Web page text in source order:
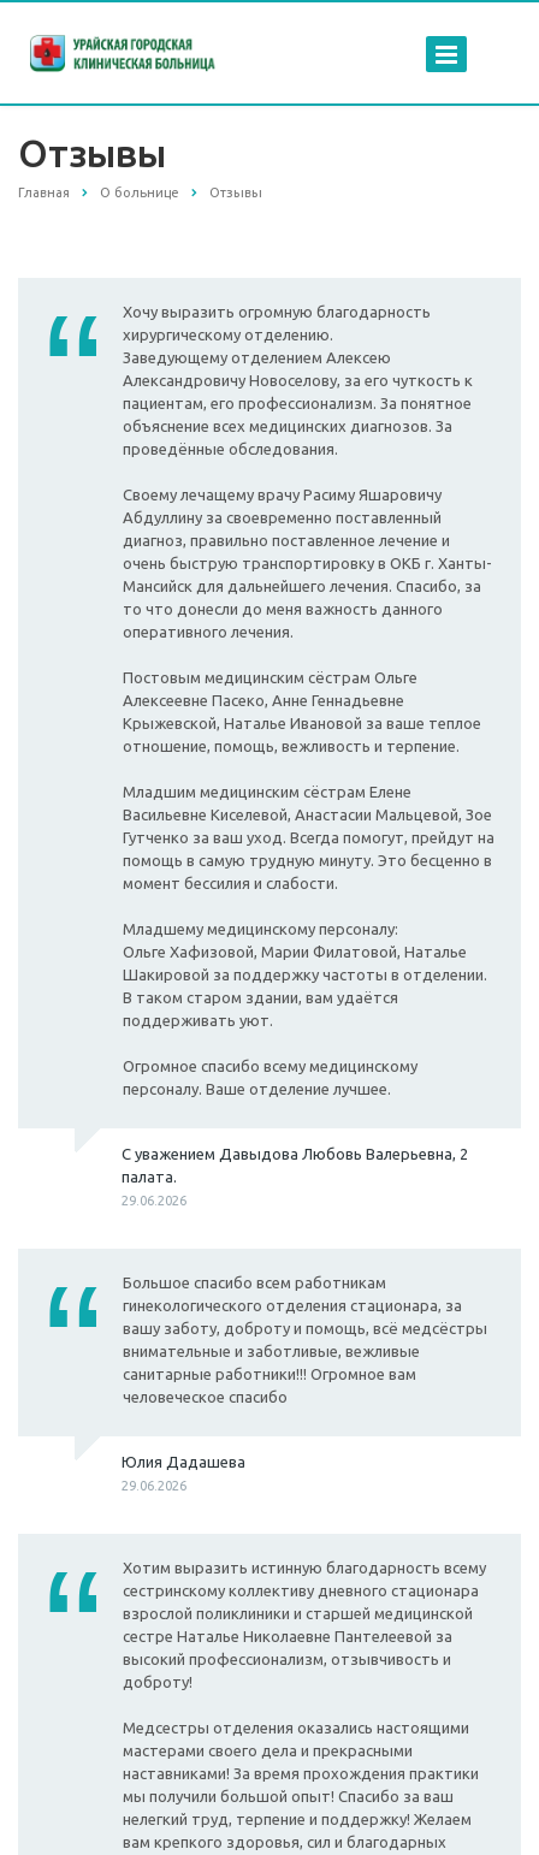
Отзывы
Главная О больнице Отзывы
Хочу выразить огромную благодарность
хирургическому отделению.
Заведующему отделением Алексею
Александровичу Новоселову, за его чуткость к
пациентам, его профессионализм. За понятное
объяснение всех медицинских диагнозов. За
проведённые обследования.
Своему лечащему врачу Расиму Яшаровичу
Абдуллину за своевременно поставленный
диагноз, правильно поставленное лечение и
очень быструю транспортировку в ОКБ г. Ханты-
Мансийск для дальнейшего лечения. Спасибо, за
то что донесли до меня важность данного
оперативного лечения.
Постовым медицинским сёстрам Ольге
Алексеевне Пасеко, Анне Геннадьевне
Крыжевской, Наталье Ивановой за ваше теплое
отношение, помощь, вежливость и терпение.
Младшим медицинским сёстрам Елене
Васильевне Киселевой, Анастасии Мальцевой, Зое
Гутченко за ваш уход. Всегда помогут, прейдут на
помощь в самую трудную минуту. Это бесценно в
момент бессилия и слабости.
Младшему медицинскому персоналу:
Ольге Хафизовой, Марии Филатовой, Наталье
Шакировой за поддержку частоты в отделении.
В таком старом здании, вам удаётся
поддерживать уют.
Огромное спасибо всему медицинскому
персоналу. Ваше отделение лучшее.
С уважением Давыдова Любовь Валерьевна, 2
палата.
29.06.2026
Большое спасибо всем работникам
гинекологического отделения стационара, за
вашу заботу, доброту и помощь, всё медсёстры
внимательные и заботливые, вежливые
санитарные работники!!! Огромное вам
человеческое спасибо
Юлия Дадашева
29.06.2026
Хотим выразить истинную благодарность всему
сестринскому коллективу дневного стационара
взрослой поликлиники и старшей медицинской
сестре Наталье Николаевне Пантелеевой за
высокий профессионализм, отзывчивость и
доброту!
Медсестры отделения оказались настоящими
мастерами своего дела и прекрасными
наставниками! За время прохождения практики
мы получили большой опыт! Спасибо за ваш
нелегкий труд, терпение и поддержку! Желаем
вам крепкого здоровья, сил и благодарных